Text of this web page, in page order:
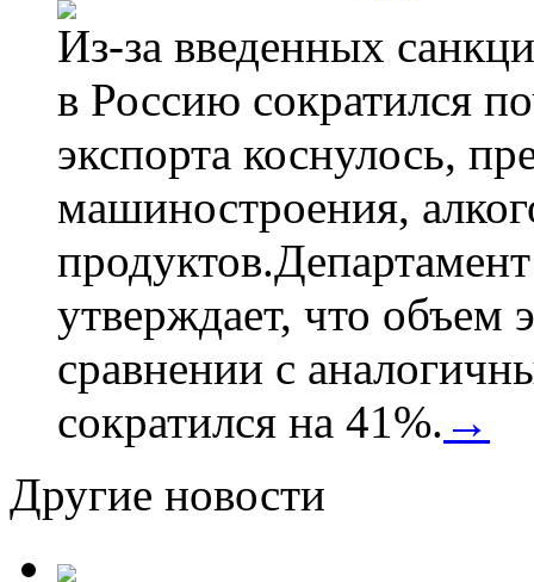
Из-за введенных
в Россию сократился
экспорта коснулось,
машиностроения,
утверждает, что объем
сравнении с
сократился на 41%. →
Другие новости